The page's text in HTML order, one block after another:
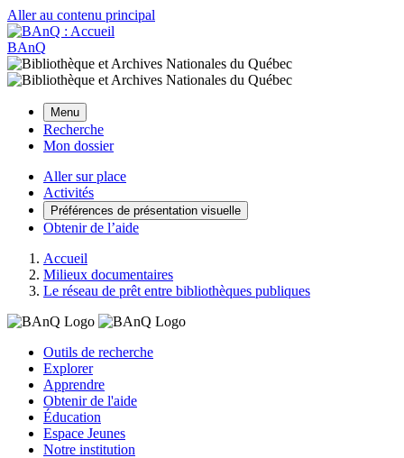
Aller au contenu principal
BAnQ
Menu
Recherche
Mon dossier
Aller sur place
Activités
Préférences de présentation visuelle
Obtenir de l’aide
Accueil
Milieux documentaires
Le réseau de prêt entre bibliothèques publiques
Outils de recherche
Explorer
Apprendre
Obtenir de l'aide
Éducation
Espace Jeunes
Notre institution